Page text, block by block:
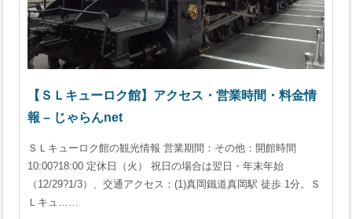
【ＳＬキューロク館】アクセス・営業時間・料金情
報 – じゃらんnet
ＳＬキューロク館の観光情報 営業期間：その他：開館時間
10:00?18:00 定休日（火） 祝日の場合は翌日・年末年始
（12/29?1/3）、交通アクセス：(1)真岡鐵道真岡駅 徒歩 1分。Ｓ
Ｌキュ……